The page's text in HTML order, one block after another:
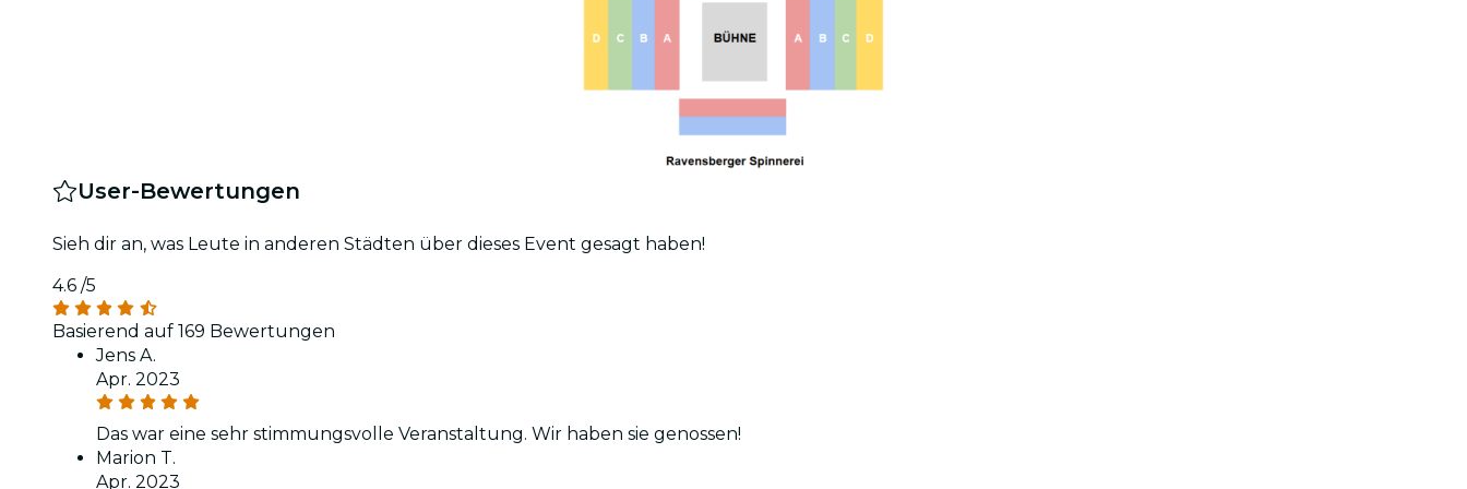
User-Bewertungen
Sieh dir an, was Leute in anderen Städten über dieses Event gesagt haben!
4.6 /5
Basierend auf 169 Bewertungen
Jens A.
Apr. 2023
Das war eine sehr stimmungsvolle Veranstaltung. Wir haben sie genossen!
Marion T.
Apr. 2023